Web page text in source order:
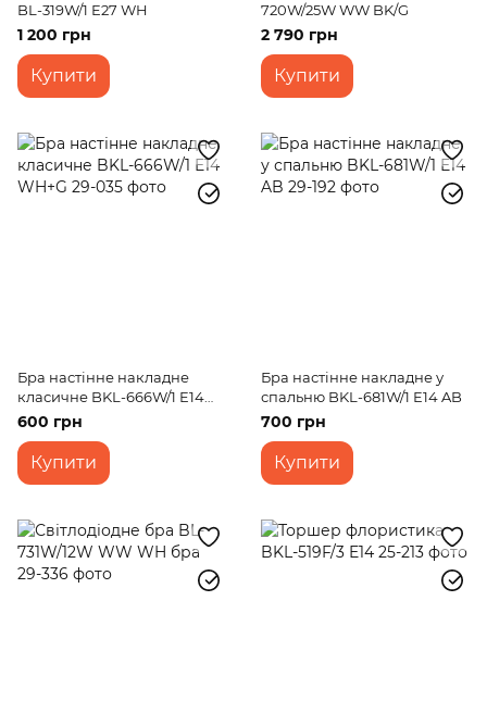
BL-319W/1 E27 WH
1 200 грн
Купити
720W/25W WW BK/G
2 790 грн
Купити
Бра настінне накладне
класичне BKL-666W/1 E14
WH+G
600 грн
Купити
Бра настінне накладне у
спальню BKL-681W/1 E14 AB
700 грн
Купити